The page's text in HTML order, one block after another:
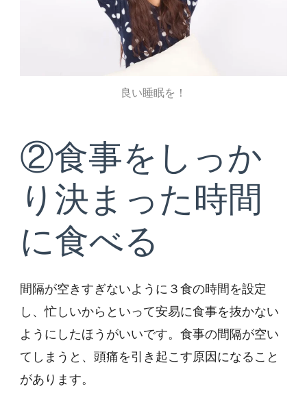
良い睡眠を！
②食事をしっか
り決まった時間
に食べる
間隔が空きすぎないように３食の時間を設定
し、忙しいからといって安易に食事を抜かない
ようにしたほうがいいです。食事の間隔が空い
てしまうと、頭痛を引き起こす原因になること
があります。